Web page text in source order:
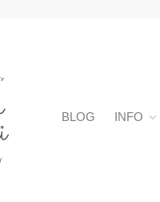
BLOG INFO